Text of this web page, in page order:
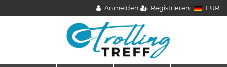
Anmelden Registrieren EUR